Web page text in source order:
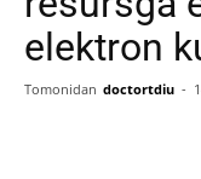
elektron
Tomonidan doctortdiu -